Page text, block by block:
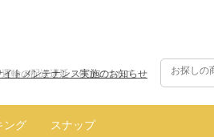
トメンテナンス実施のお知らせ
ング スナップ